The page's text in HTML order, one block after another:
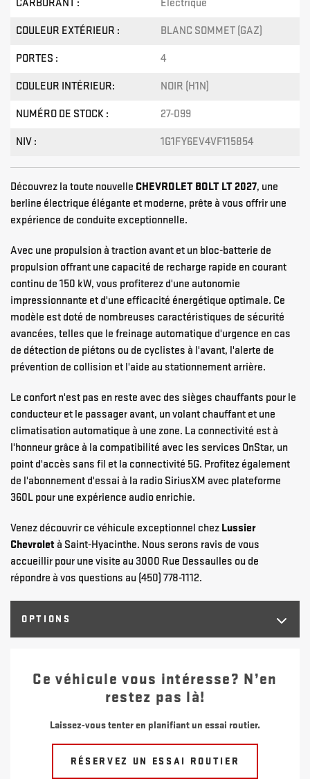
CARBURANT : Électrique
COULEUR EXTÉRIEUR : BLANC SOMMET (GAZ)
PORTES : 4
COULEUR INTÉRIEUR: NOIR (H1N)
NUMÉRO DE STOCK : 27-099
NIV : 1G1FY6EV4VF115854
Découvrez la toute nouvelle CHEVROLET BOLT LT 2027, une
berline électrique élégante et moderne, prête à vous offrir une
expérience de conduite exceptionnelle.
Avec une propulsion à traction avant et un bloc-batterie de
propulsion offrant une capacité de recharge rapide en courant
continu de 150 kW, vous profiterez d'une autonomie
impressionnante et d'une efficacité énergétique optimale. Ce
modèle est doté de nombreuses caractéristiques de sécurité
avancées, telles que le freinage automatique d'urgence en cas
de détection de piétons ou de cyclistes à l'avant, l'alerte de
prévention de collision et l'aide au stationnement arrière.
Le confort n'est pas en reste avec des sièges chauffants pour le
conducteur et le passager avant, un volant chauffant et une
climatisation automatique à une zone. La connectivité est à
l'honneur grâce à la compatibilité avec les services OnStar, un
point d'accès sans fil et la connectivité 5G. Profitez également
de l'abonnement d'essai à la radio SiriusXM avec plateforme
360L pour une expérience audio enrichie.
Venez découvrir ce véhicule exceptionnel chez Lussier
Chevrolet à Saint-Hyacinthe. Nous serons ravis de vous
accueillir pour une visite au 3000 Rue Dessaulles ou de
répondre à vos questions au (450) 778-1112.
OPTIONS
Ce véhicule vous intéresse? N’en
restez pas là!
Laissez-vous tenter en planifiant un essai routier.
RÉSERVEZ UN ESSAI ROUTIER